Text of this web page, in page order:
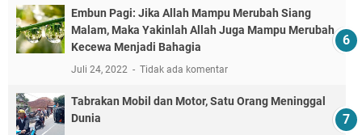
Embun Pagi: Jika Allah Mampu Merubah Siang
Malam, Maka Yakinlah Allah Juga Mampu Merubah
Kecewa Menjadi Bahagia
Juli 24, 2022 Tidak ada komentar
Tabrakan Mobil dan Motor, Satu Orang Meninggal
Dunia